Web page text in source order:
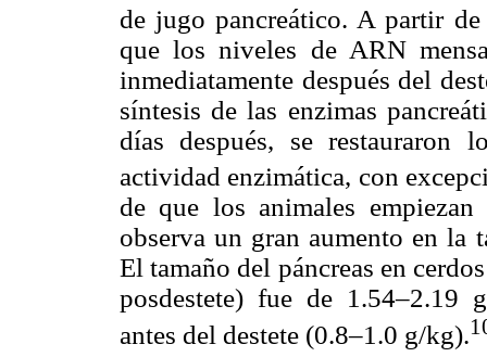
de jugo pancreático. A partir
que los niveles de ARN
inmediatamente después del
síntesis de las enzimas
días después, se restauraron
actividad enzimática, con
de que los animales
observa un gran aumento en la
El tamaño del páncreas en
posdestete) fue de 1.54–2.19
antes del destete (0.8–1.0 g/kg).